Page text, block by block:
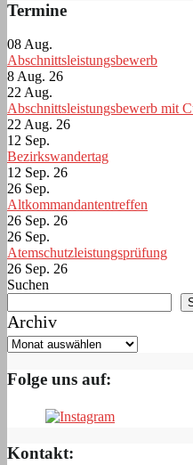
Termine
08 Aug.
Abschnittsleistungsbewerb
8 Aug. 26
22 Aug.
Abschnittsleistungsbewerb mit
22 Aug. 26
12 Sep.
Bezirkswandertag
12 Sep. 26
26 Sep.
Altkommandantentreffen
26 Sep. 26
26 Sep.
Atemschutzleistungsprüfung
26 Sep. 26
Suchen
Archiv
Folge uns auf:
Kontakt: